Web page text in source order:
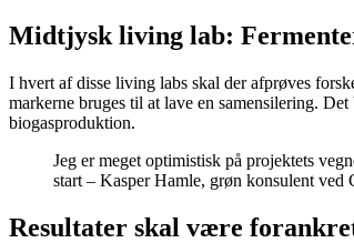
Midtjysk living lab:
I hvert af disse living labs skal der afprøves
markerne bruges til at lave en samensilering.
biogasproduktion.
Jeg er meget optimistisk på projektets
start – Kasper Hamle, grøn konsulent ved
Resultater skal være